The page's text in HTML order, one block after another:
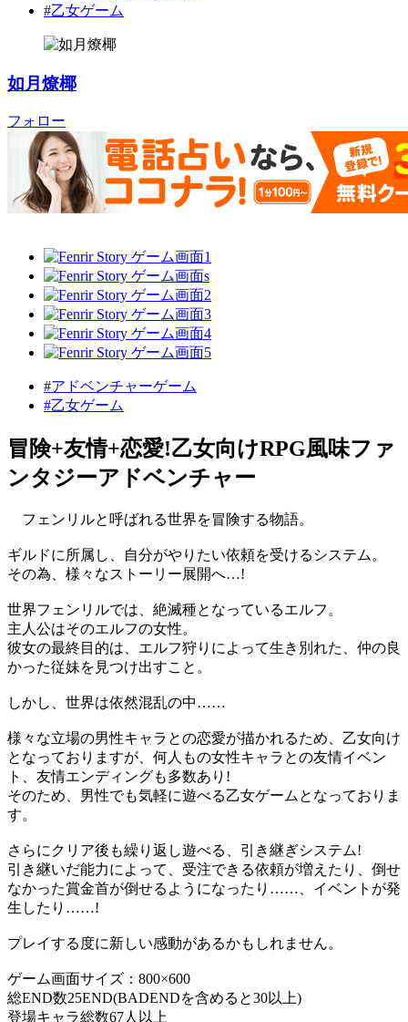
#乙女ゲーム
如月燎椰
フォロー
#アドベンチャーゲーム
#乙女ゲーム
冒険+友情+恋愛!乙女向けRPG風味ファ
ンタジーアドベンチャー
フェンリルと呼ばれる世界を冒険する物語。
ギルドに所属し、自分がやりたい依頼を受けるシステム。
その為、様々なストーリー展開へ…!
世界フェンリルでは、絶滅種となっているエルフ。
主人公はそのエルフの女性。
彼女の最終目的は、エルフ狩りによって生き別れた、仲の良
かった従妹を見つけ出すこと。
しかし、世界は依然混乱の中……
様々な立場の男性キャラとの恋愛が描かれるため、乙女向け
となっておりますが、何人もの女性キャラとの友情イベン
ト、友情エンディングも多数あり!
そのため、男性でも気軽に遊べる乙女ゲームとなっておりま
す。
さらにクリア後も繰り返し遊べる、引き継ぎシステム!
引き継いだ能力によって、受注できる依頼が増えたり、倒せ
なかった賞金首が倒せるようになったり……、イベントが発
生したり……!
プレイする度に新しい感動があるかもしれません。
ゲーム画面サイズ：800×600
総END数25END(BADENDを含めると30以上)
登場キャラ総数67人以上